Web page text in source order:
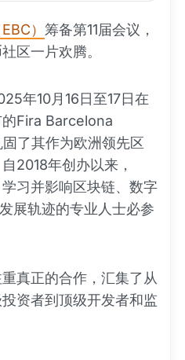
） 筹备第11届会议，
区一片欢腾。
年10月16日至17日在
Fira Barcelona
了其作为欧洲领先区
2018年创办以来，
习并影响区块链、数字
展轨迹的专业人士必参
真正的合作，汇集了从
资者到顶级开发者和监